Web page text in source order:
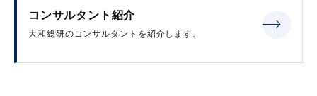
コンサルタント紹介
大和総研のコンサルタントを紹介します。